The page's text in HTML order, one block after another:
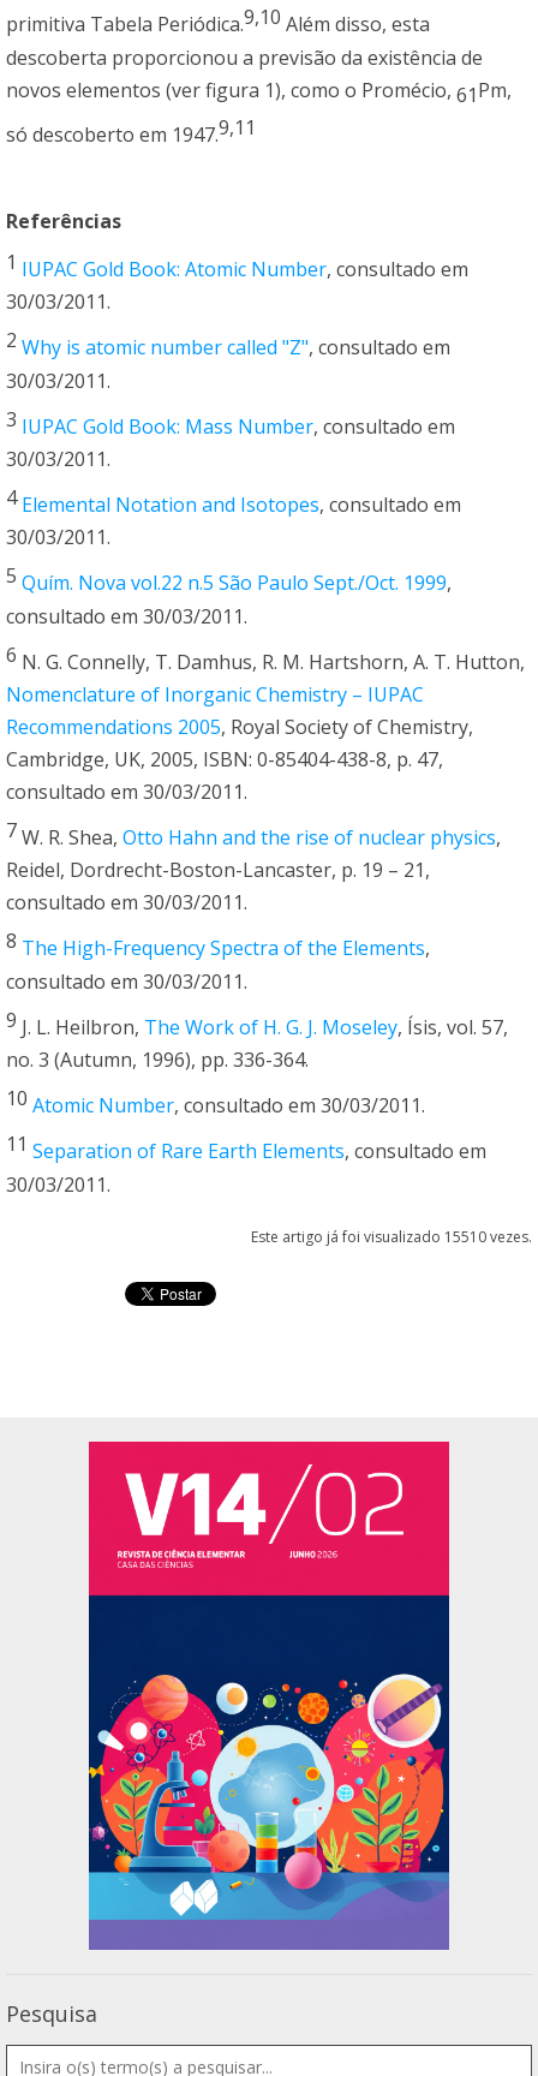
primitiva Tabela Periódica.9,10 Além disso, esta
descoberta proporcionou a previsão da existência de
novos elementos (ver figura 1), como o Promécio, 61Pm,
só descoberto em 1947.9,11
Referências
1 IUPAC Gold Book: Atomic Number, consultado em
30/03/2011.
2 Why is atomic number called "Z", consultado em
30/03/2011.
3 IUPAC Gold Book: Mass Number, consultado em
30/03/2011.
4 Elemental Notation and Isotopes, consultado em
30/03/2011.
5 Quím. Nova vol.22 n.5 São Paulo Sept./Oct. 1999,
consultado em 30/03/2011.
6 N. G. Connelly, T. Damhus, R. M. Hartshorn, A. T. Hutton,
Nomenclature of Inorganic Chemistry – IUPAC
Recommendations 2005, Royal Society of Chemistry,
Cambridge, UK, 2005, ISBN: 0-85404-438-8, p. 47,
consultado em 30/03/2011.
7W. R. Shea, Otto Hahn and the rise of nuclear physics,
Reidel, Dordrecht-Boston-Lancaster, p. 19 – 21,
consultado em 30/03/2011.
8 The High-Frequency Spectra of the Elements,
consultado em 30/03/2011.
9 J. L. Heilbron, The Work of H. G. J. Moseley, Ísis, vol. 57,
no. 3 (Autumn, 1996), pp. 336-364.
10 Atomic Number, consultado em 30/03/2011.
11 Separation of Rare Earth Elements, consultado em
30/03/2011.
Este artigo já foi visualizado 15510 vezes.
Pesquisa